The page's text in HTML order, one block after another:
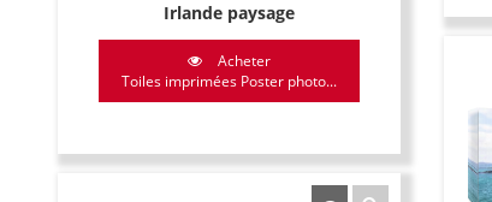
Irlande paysage
Acheter
Toiles imprimées Poster photo...